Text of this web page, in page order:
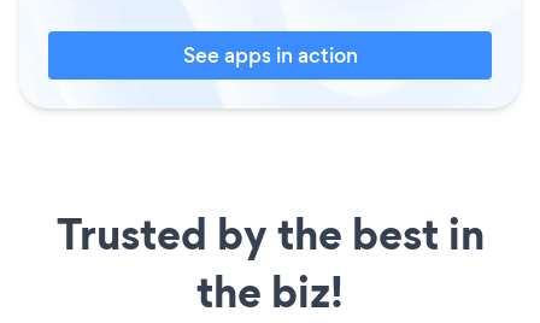
See apps in action
Trusted by the best in
the biz!